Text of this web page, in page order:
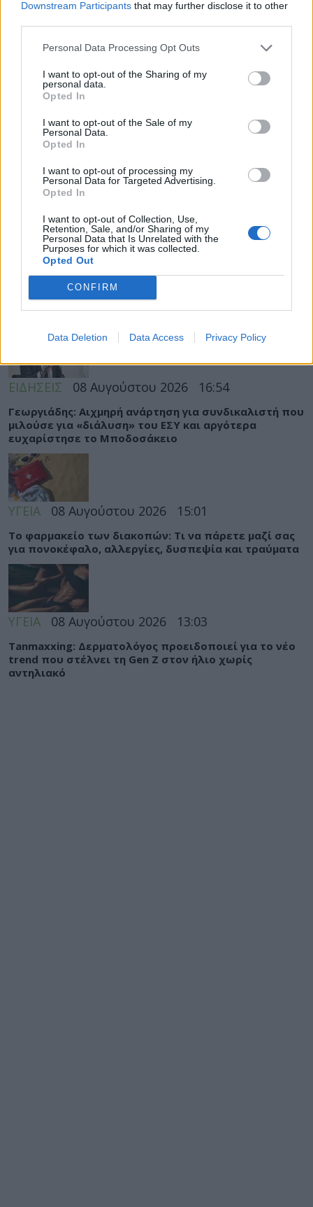
Downstream Participants that may further disclose it to other
Personal Data Processing Opt Outs
I want to opt-out of the Sharing of my
personal data.
Opted In
I want to opt-out of the Sale of my
Personal Data.
Opted In
I want to opt-out of processing my
Personal Data for Targeted Advertising.
Opted In
I want to opt-out of Collection, Use,
Retention, Sale, and/or Sharing of my
Personal Data that Is Unrelated with the
Purposes for which it was collected.
Opted Out
CONFIRM
Data Deletion Data Access Privacy Policy
ΡΟΗ ΕΙΔΗΣΕΩΝ
ΕΙΔΗΣΕΙΣ 08 Αυγούστου 2026 16:54
Γεωργιάδης: Αιχμηρή ανάρτηση για συνδικαλιστή που
μιλούσε για «διάλυση» του ΕΣΥ και αργότερα
ευχαρίστησε το Μποδοσάκειο
ΥΓΕΙΑ 08 Αυγούστου 2026 15:01
Το φαρμακείο των διακοπών: Τι να πάρετε μαζί σας
για πονοκέφαλο, αλλεργίες, δυσπεψία και τραύματα
ΥΓΕΙΑ 08 Αυγούστου 2026 13:03
Tanmaxxing: Δερματολόγος προειδοποιεί για το νέο
trend που στέλνει τη Gen Z στον ήλιο χωρίς
αντηλιακό